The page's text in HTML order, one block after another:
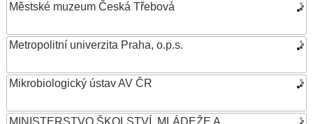
Městské muzeum Česká Třebová
Metropolitní univerzita Praha, o.p.s.
Mikrobiologický ústav AV ČR
MINISTERSTVO ŠKOLSTVÍ, MLÁDEŽE A